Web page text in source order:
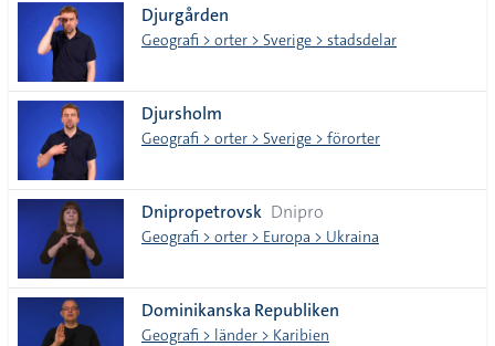
Djurgården
Geografi > orter > Sverige > stadsdelar
Djursholm
Geografi > orter > Sverige > förorter
Dnipropetrovsk Dnipro
Geografi > orter > Europa > Ukraina
Dominikanska Republiken
Geografi > länder > Karibien